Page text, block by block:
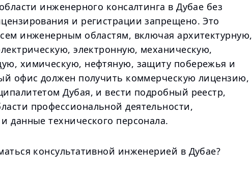
инженерного консалтинга в Дубае без
и регистрации запрещено. Это
инженерным областям, включая архитектурную,
электронную, механическую,
химическую, нефтяную, защиту побережья и
офис должен получить коммерческую лицензию,
Дубая, и вести подробный реестр,
профессиональной деятельности,
данные технического персонала.
консультативной инженерией в Дубае?